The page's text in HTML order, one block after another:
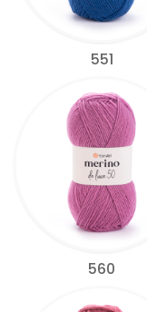
551
560